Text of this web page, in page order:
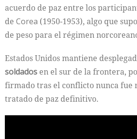
acuerdo de paz entre los
de Corea (1950-1953), algo que
de peso para el régimen
Estados Unidos mantiene
soldados en el sur de la frontera,
firmado tras el conflicto nunca fue
tratado de paz definitivo.